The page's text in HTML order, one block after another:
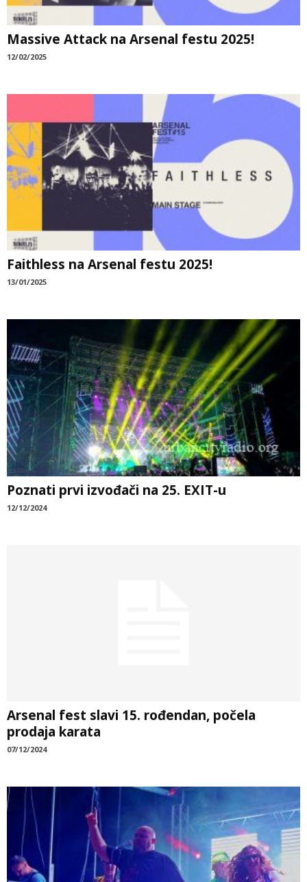
Massive Attack na Arsenal festu 2025!
12/02/2025
Faithless na Arsenal festu 2025!
13/01/2025
Poznati prvi izvođači na 25. EXIT-u
12/12/2024
Arsenal fest slavi 15. rođendan, počela
prodaja karata
07/12/2024